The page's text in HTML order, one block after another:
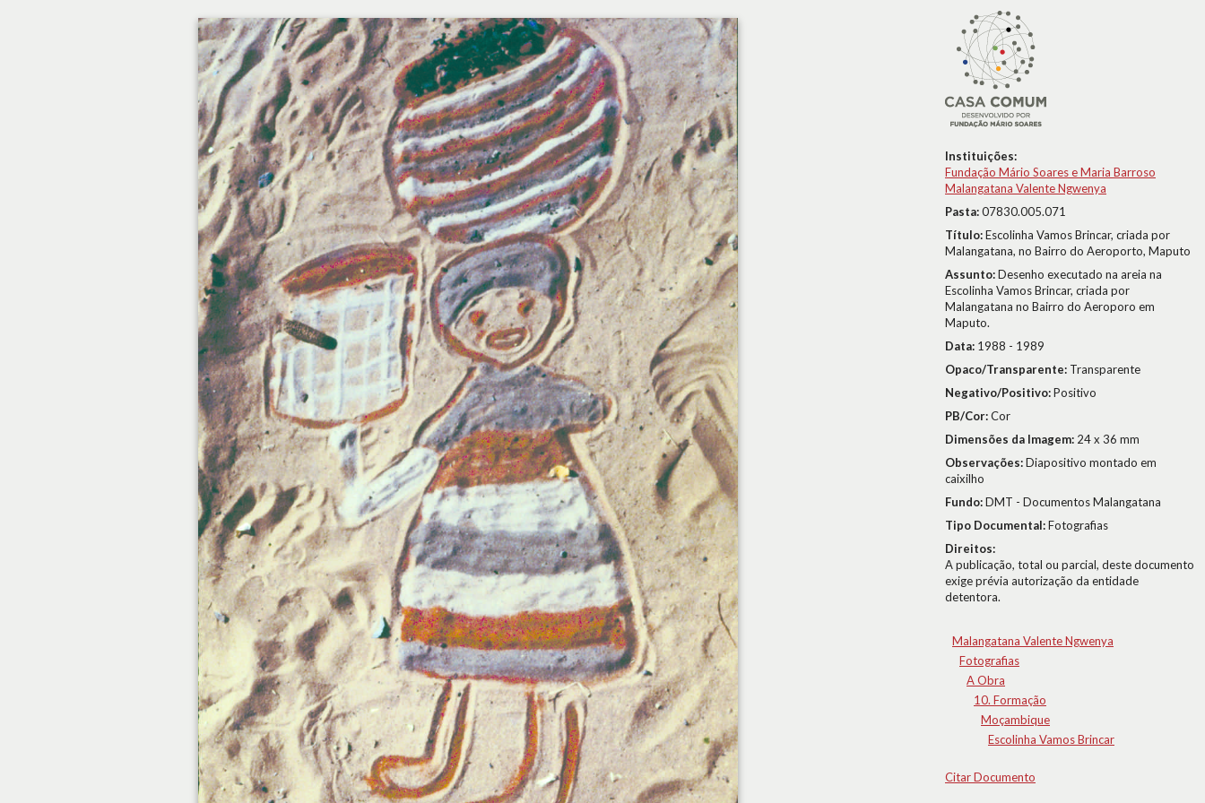
Instituições:
Fundação Mário Soares e Maria Barroso
Malangatana Valente Ngwenya
Pasta:07830.005.071
Título:Escolinha Vamos Brincar, criada por
Malangatana, no Bairro do Aeroporto, Maputo
Assunto:Desenho executado na areia na
Escolinha Vamos Brincar, criada por
Malangatana no Bairro do Aeroporo em
Maputo.
Data: 1988 - 1989
Opaco/Transparente: Transparente
Negativo/Positivo:Positivo
PB/Cor:Cor
Dimensões da Imagem: 24 x 36 mm
Observações:Diapositivo montado em
caixilho
Fundo:DMT - Documentos Malangatana
Tipo Documental:Fotografias
Direitos:
A publicação, total ou parcial, deste documento
exige prévia autorização da entidade
detentora.
Malangatana Valente Ngwenya
Fotografias
A Obra
10. Formação
Moçambique
Escolinha Vamos Brincar
Citar Documento